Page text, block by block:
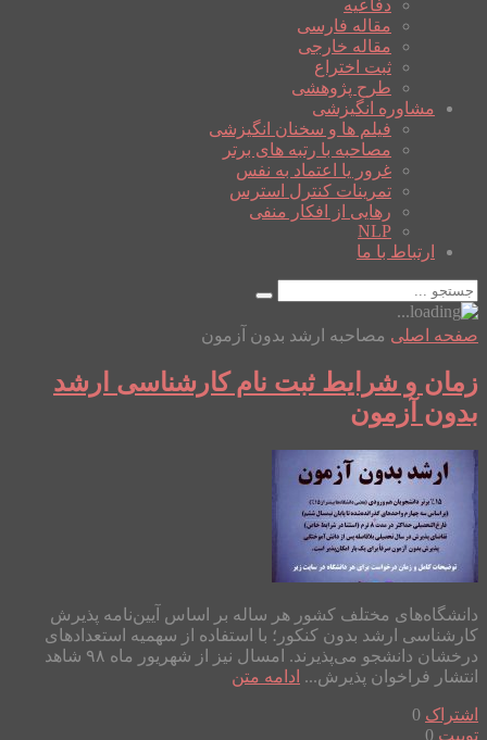
دفاعیه
مقاله فارسی
مقاله خارجی
ثبت اختراع
طرح پژوهشی
مشاوره انگیزشی
فیلم ها و سخنان انگیزشی
مصاحبه با رتبه های برتر
غرور یا اعتماد به نفس
تمرینات کنترل استرس
رهایی از افکار منفی
NLP
ارتباط با ما
صفحه اصلی مصاحبه ارشد بدون آزمون
زمان و شرایط ثبت نام کارشناسی ارشد
بدون آزمون
دانشگاه‌های مختلف کشور هر ساله بر اساس آیین‌نامه پذیرش
کارشناسی ارشد بدون کنکور؛ با استفاده از سهمیه استعدادهای
درخشان دانشجو می‌پذیرند. امسال نیز از شهریور ماه ۹۸ شاهد
انتشار فراخوان پذیرش... ادامه متن
اشتراک 0
توییت 0